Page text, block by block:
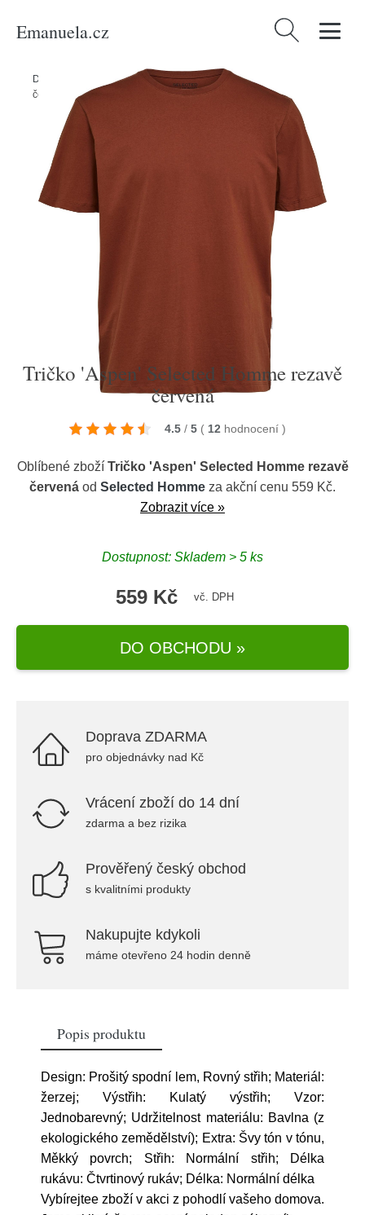
Emanuela.cz Vyhledávání
Domů Muži
Tričko 'Aspen' Selected Homme rezavě
červená
Tričko 'Aspen' Selected Homme rezavě
červená
4.5 / 5 ( 12 hodnocení )
Oblíbené zboží Tričko 'Aspen' Selected Homme rezavě
červená od Selected Homme za akční cenu 559 Kč.
Zobrazit více »
Dostupnost: Skladem > 5 ks
559 Kč vč. DPH
DO OBCHODU »
Doprava ZDARMA
pro objednávky nad Kč
Vrácení zboží do 14 dní
zdarma a bez rizika
Prověřený český obchod
s kvalitními produkty
Nakupujte kdykoli
máme otevřeno 24 hodin denně
Popis produktu
Design: Prošitý spodní lem, Rovný střih; Materiál:
žerzej; Výstřih: Kulatý výstřih; Vzor:
Jednobarevný; Udržitelnost materiálu: Bavlna (z
ekologického zemědělství); Extra: Švy tón v tónu,
Měkký povrch; Střih: Normální střih; Délka
rukávu: Čtvrtinový rukáv; Délka: Normální délka
Vybírejtee zboží v akci z pohodlí vašeho domova.